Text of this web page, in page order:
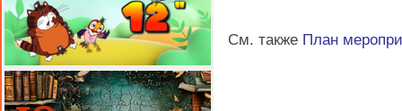
См. также План